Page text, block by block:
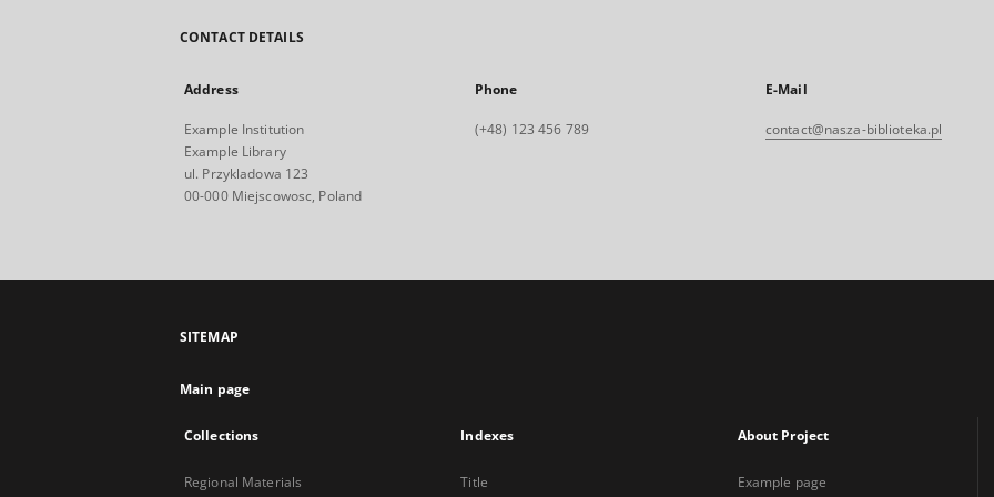
CONTACT DETAILS
Address
Example Institution
Example Library
ul. Przykladowa 123
00-000 Miejscowosc, Poland
Phone
(+48) 123 456 789
E-Mail
contact@nasza-biblioteka.pl
SITEMAP
Main page
Collections
Regional Materials
Indexes
Title
About Project
Example page